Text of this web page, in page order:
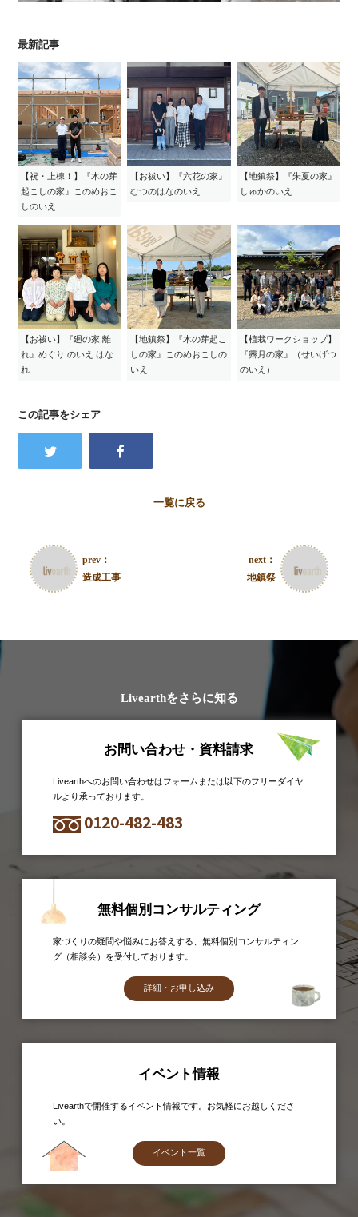
最新記事
【祝・上棟！】『木の芽
起こしの家』このめおこ
しのいえ
【お祓い】『六花の家』
むつのはなのいえ
【地鎮祭】『朱夏の家』
しゅかのいえ
【お祓い】『廻の家 離
れ』めぐり のいえ はな
れ
【地鎮祭】『木の芽起こ
しの家』このめおこしの
いえ
【植栽ワークショップ】
『霽月の家』（せいげつ
のいえ）
この記事をシェア
一覧に戻る
prev：
造成工事
next：
地鎮祭
Livearthをさらに知る
お問い合わせ・資料請求
Livearthへのお問い合わせはフォームまたは以下のフリーダイヤ
ルより承っております。
0120-482-483
無料個別コンサルティング
家づくりの疑問や悩みにお答えする、無料個別コンサルティン
グ（相談会）を受付しております。
詳細・お申し込み
イベント情報
Livearthで開催するイベント情報です。お気軽にお越しくださ
い。
イベント一覧